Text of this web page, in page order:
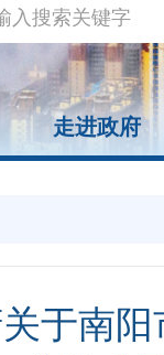
走进政府
于南